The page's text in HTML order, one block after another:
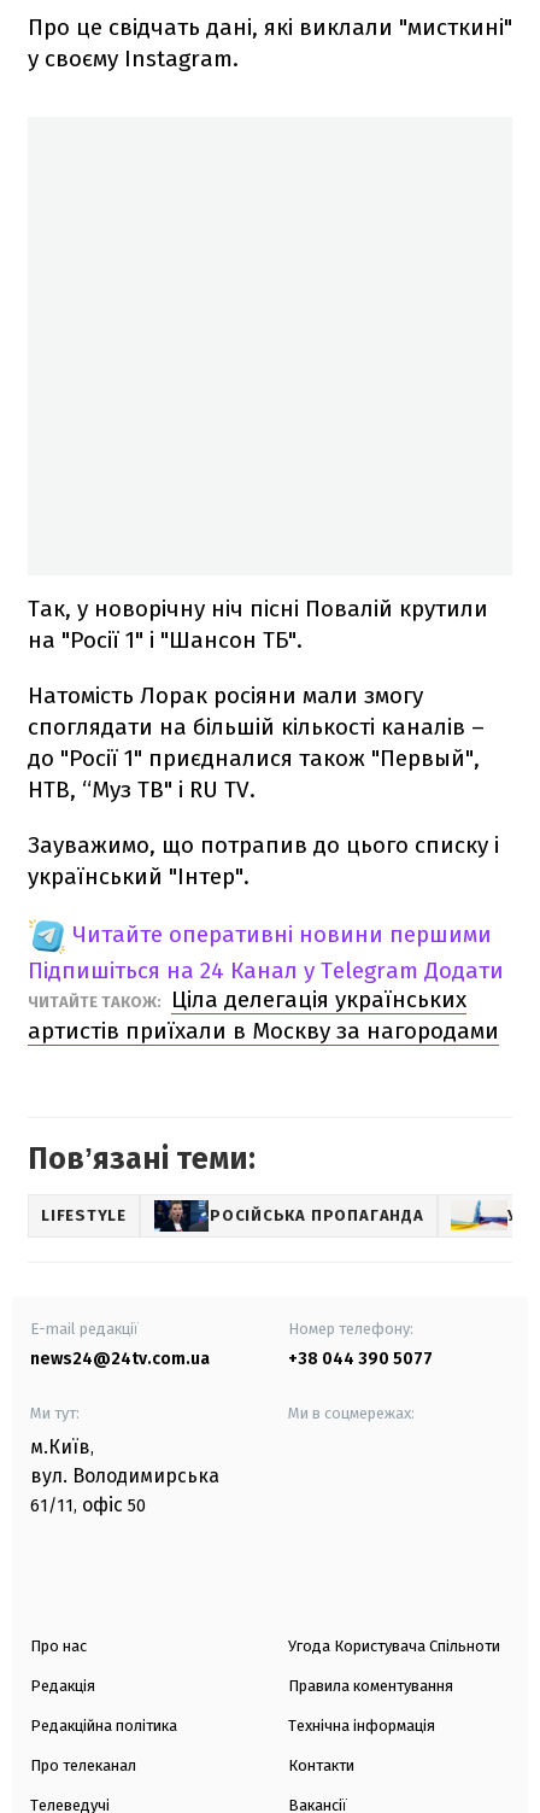
Про це свідчать дані, які виклали "мисткині"
у своєму Instagram.
Так, у новорічну ніч пісні Повалій крутили
на "Росії 1" і "Шансон ТБ".
Натомість Лорак росіяни мали змогу
споглядати на більшій кількості каналів –
до "Росії 1" приєдналися також "Первый",
НТВ, “Муз ТВ" і RU TV.
Зауважимо, що потрапив до цього списку і
український "Інтер".
Читайте оперативні новини першими
Підпишіться на 24 Канал у Telegram Додати
ЧИТАЙТЕ ТАКОЖ:
Ціла делегація українських
артистів приїхали в Москву за нагородами
Повʼязані теми:
LIFESTYLE РОСІЙСЬКА ПРОПАГАНДА
E-mail редакції
news24@24tv.com.ua
Номер телефону:
+38 044 390 5077
Ми тут:
м.Київ,
вул. Володимирська
61/11, офіс 50
Ми в соцмережах:
Про нас
Редакція
Редакційна політика
Про телеканал
Телеведучі
Угода Користувача Спільноти
Правила коментування
Технічна інформація
Контакти
Вакансії